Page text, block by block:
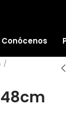
Conócenos